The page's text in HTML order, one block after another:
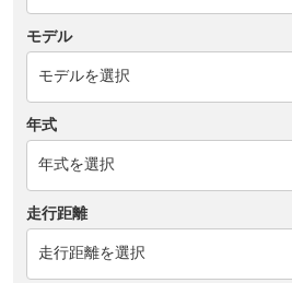
モデル
年式
走行距離